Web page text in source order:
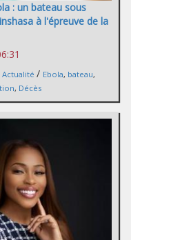
: un bateau sous
à l'épreuve de la
Actualité / Ebola, bateau,
, Décès